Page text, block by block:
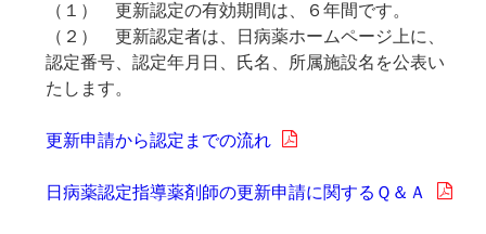
（１） 更新認定の有効期間は、６年間です。
（２） 更新認定者は、日病薬ホームページ上に、
認定番号、認定年月日、氏名、所属施設名を公表い
たします。
更新申請から認定までの流れ
日病薬認定指導薬剤師の更新申請に関するＱ＆Ａ